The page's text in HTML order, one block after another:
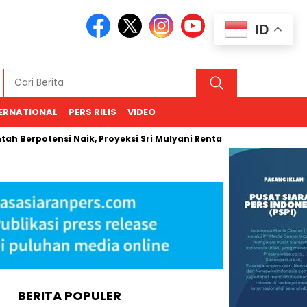
PERS RILIS VIDEO
Naik, Proyeksi Sri Mulyani Rentang USD 66–94
BERITA POPULER
ID